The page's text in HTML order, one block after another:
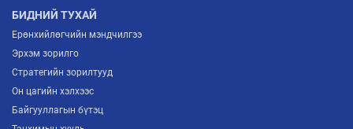
БИДНИЙ ТУХАЙ
Ерөнхийлөгчийн мэндчилгээ
Эрхэм зорилго
Стратегийн зорилтууд
Он цагийн хэлхээс
Байгууллагын бүтэц